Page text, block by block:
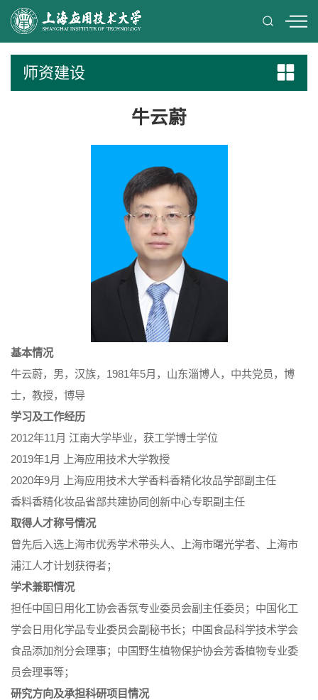
师资建设
牛云蔚
基本情况
牛云蔚，男，汉族，1981年5月，山东淄博人，中共党员，博
士，教授，博导
学习及工作经历
2012年11月 江南大学毕业，获工学博士学位
2019年1月 上海应用技术大学教授
2020年9月 上海应用技术大学香料香精化妆品学部副主任
香料香精化妆品省部共建协同创新中心专职副主任
取得人才称号情况
曾先后入选上海市优秀学术带头人、上海市曙光学者、上海市
浦江人才计划获得者；
学术兼职情况
担任中国日用化工协会香氛专业委员会副主任委员；中国化工
学会日用化学品专业委员会副秘书长；中国食品科学技术学会
食品添加剂分会理事；中国野生植物保护协会芳香植物专业委
员会理事等；
研究方向及承担科研项目情况